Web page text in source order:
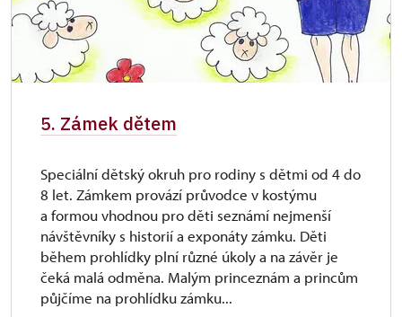
5. Zámek dětem
Speciální dětský okruh pro rodiny s dětmi od 4 do
8 let. Zámkem provází průvodce v kostýmu
a formou vhodnou pro děti seznámí nejmenší
návštěvníky s historií a exponáty zámku. Děti
během prohlídky plní různé úkoly a na závěr je
čeká malá odměna. Malým princeznám a princům
půjčíme na prohlídku zámku...